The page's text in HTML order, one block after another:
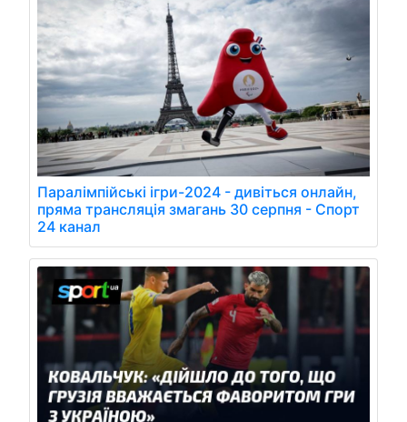
Паралімпійські ігри-2024 - дивіться онлайн,
пряма трансляція змагань 30 серпня - Спорт
24 канал